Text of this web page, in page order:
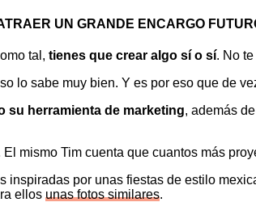
UN GRANDE ENCARGO
tal, tienes que crear algo sí o sí. No
lo sabe muy bien. Y es por eso que de
su herramienta de marketing, además
mismo Tim cuenta que cuantos más
inspiradas por unas fiestas de estilo
ellos unas fotos similares.